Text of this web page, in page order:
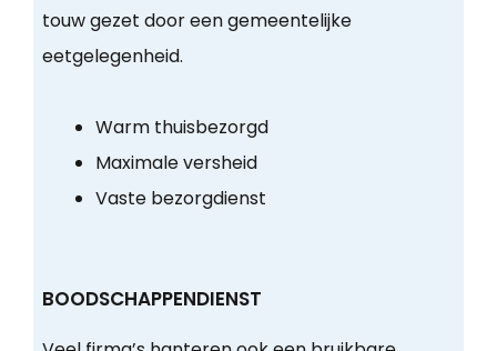
touw gezet door een gemeentelijke
eetgelegenheid.
Warm thuisbezorgd
Maximale versheid
Vaste bezorgdienst
BOODSCHAPPENDIENST